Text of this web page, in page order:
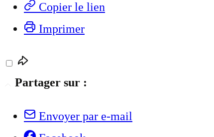
Copier le lien
Imprimer
Partager sur :
Envoyer par e-mail